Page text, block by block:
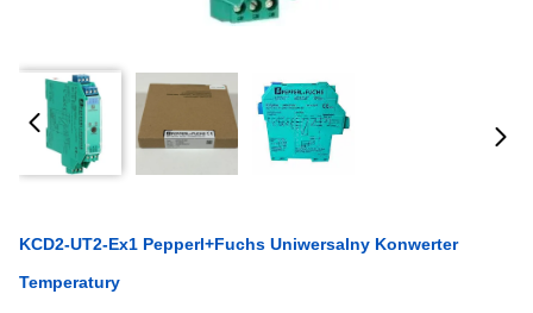
KCD2-UT2-Ex1 Pepperl+Fuchs Uniwersalny Konwerter
Temperatury